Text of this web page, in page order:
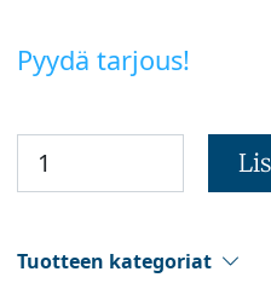
Pyydä tarjous!
Tuotteen kategoriat